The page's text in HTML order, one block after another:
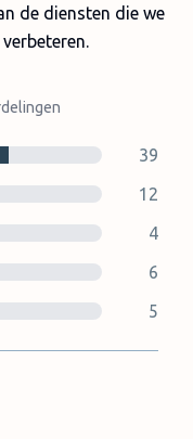
de diensten die we
39
12
4
6
5